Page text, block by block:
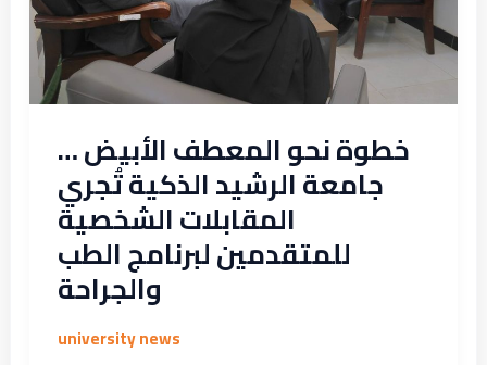
خطوة نحو المعطف الأبيض …
جامعة الرشيد الذكية تُجري
المقابلات الشخصية
للمتقدمين لبرنامج الطب
والجراحة
university news
الرشيد
الذكية
تُجري
المقابلات
الشخصية
للمتقدمين
لبرنامج
الطب
والجراحة